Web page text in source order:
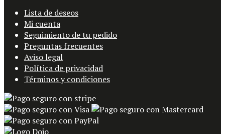
Lista de deseos
Mi cuenta
Seguimiento de tu pedido
Preguntas frecuentes
Aviso legal
Política de privacidad
Términos y condiciones